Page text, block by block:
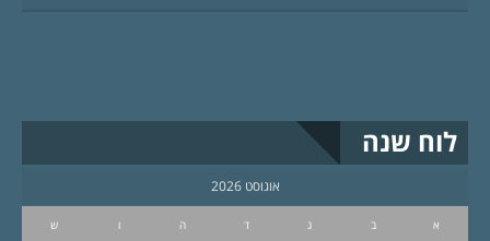
לוח שנה
אוגוסט 2026
א ב ג ד ה ו ש